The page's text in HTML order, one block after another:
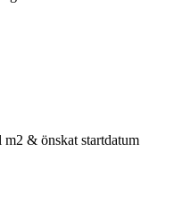
& önskat startdatum